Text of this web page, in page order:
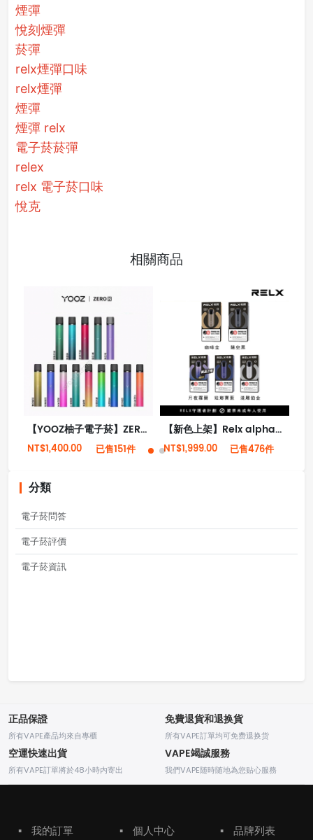
煙彈
悅刻煙彈
菸彈
relx煙彈口味
relx煙彈
煙彈
煙彈 relx
電子菸菸彈
relex
relx 電子菸口味
悅克
相關商品
【YOOZ柚子電子菸】ZERO 2代霧化器桿主機 多種顏色 大量現貨
NT$1,400.00 已售151件
【新色上架】Relx alpha悅刻2代阿爾法霧化電子煙 原裝正版
NT$1,999.00 已售476件
分類
電子菸問答
電子菸評價
電子菸資訊
正品保證
所有VAPE產品均來自專櫃
免費退貨和退换貨
所有VAPE訂單均可免费退换货
空運快速出貨
所有VAPE訂單將於48小時内寄出
VAPE竭誠服務
我們VAPE随時随地為您贴心服務
▪ 我的訂單 ▪ 個人中心 ▪ 品牌列表